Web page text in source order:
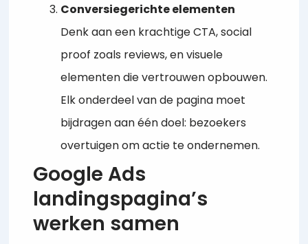
Conversiegerichte elementen
Denk aan een krachtige CTA, social
proof zoals reviews, en visuele
elementen die vertrouwen opbouwen.
Elk onderdeel van de pagina moet
bijdragen aan één doel: bezoekers
overtuigen om actie te ondernemen.
Google Ads
landingspagina’s
werken samen